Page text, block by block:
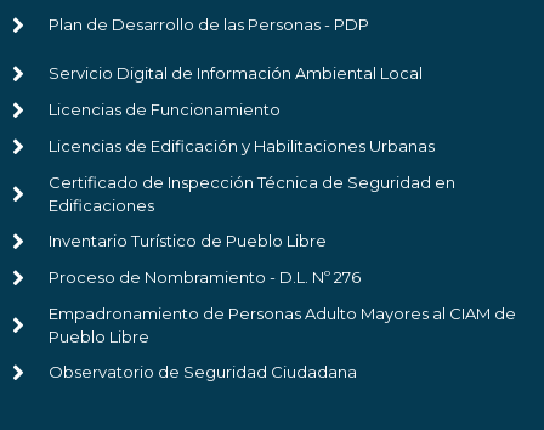
Plan de Desarrollo de las Personas - PDP
Servicio Digital de Información Ambiental Local
Licencias de Funcionamiento
Licencias de Edificación y Habilitaciones Urbanas
Certificado de Inspección Técnica de Seguridad en
Edificaciones
Inventario Turístico de Pueblo Libre
Proceso de Nombramiento - D.L. Nº 276
Empadronamiento de Personas Adulto Mayores al CIAM de
Pueblo Libre
Observatorio de Seguridad Ciudadana